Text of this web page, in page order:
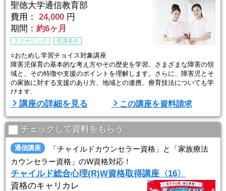
聖徳大学通信教育部
費用：
24,000 円
期間： 約6ヶ月
スクーリング 受講条件
○おためし学習チョイス対象講座
障害児保育の基本的な考え方やその歴史を学習。さまざまな障害の領
域と、その特徴や支援のポイントを理解します。さらに、障害児とそ
の家族に対する支援のあり方、地域との連携、療育技法についても学
びます。
大学の人気科目を自宅学習＋スクーリングで学べて、大学・短大の単
位も修得可能。基礎レベルから学習がスタートするので、初めて学ぶ
方でも安心です。
講座の詳細を見る この講座を資料請求
チェックして資料をもらう
通信講座
「チャイルドカウンセラー資格」と「家族療法
カウンセラー資格」のW資格対応！
チャイルド総合心理(R)W資格取得講座〈16〉
資格のキャリカレ